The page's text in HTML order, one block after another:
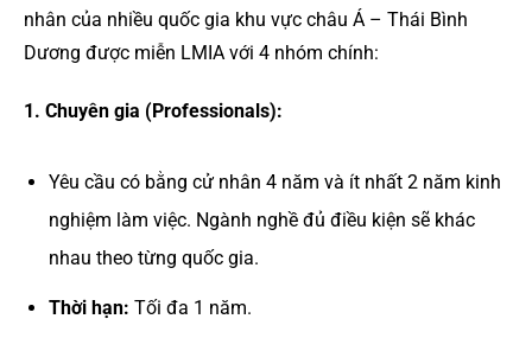
nhân của nhiều quốc gia khu vực châu Á – Thái Bình
Dương được miễn LMIA với 4 nhóm chính:
1. Chuyên gia (Professionals):
Yêu cầu có bằng cử nhân 4 năm và ít nhất 2 năm kinh
nghiệm làm việc. Ngành nghề đủ điều kiện sẽ khác
nhau theo từng quốc gia.
Thời hạn: Tối đa 1 năm.